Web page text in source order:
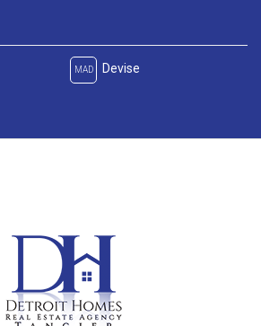
MAD Devise